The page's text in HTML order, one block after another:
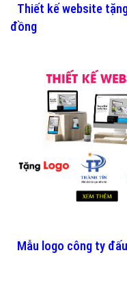
Thiết kế website
đồng
Mẫu logo công ty